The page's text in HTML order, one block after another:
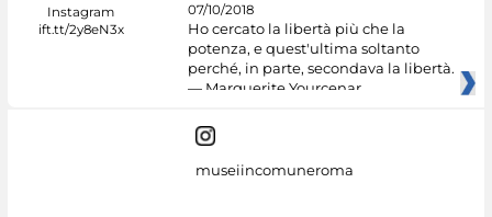
07/10/2018
Ho cercato la libertà più che la
potenza, e quest'ultima soltanto
perché, in parte, secondava la libertà.
— Marguerite Yourcenar
museiincomuneroma